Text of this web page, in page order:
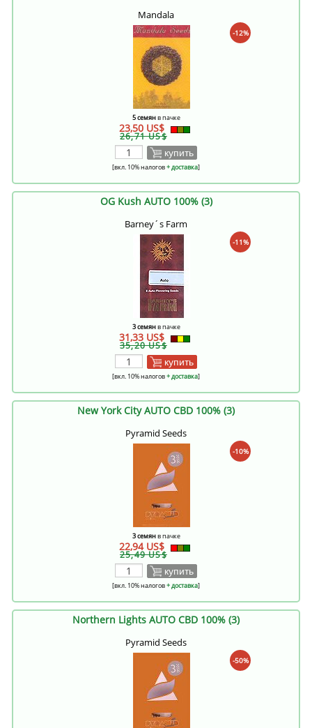
Mandala
-12%
5 семянв пачке
23,50 US$
26,71 US$
купить
[вкл. 10% налогов+ доставка]
OG Kush AUTO 100% (3)
Barney´s Farm
-11%
3 семянв пачке
31,33 US$
35,20 US$
купить
[вкл. 10% налогов+ доставка]
New York City AUTO CBD 100% (3)
Pyramid Seeds
-10%
3 семянв пачке
22,94 US$
25,49 US$
купить
[вкл. 10% налогов+ доставка]
Northern Lights AUTO CBD 100% (3)
Pyramid Seeds
-50%